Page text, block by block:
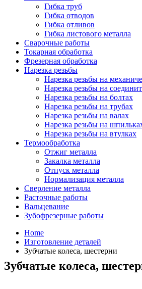
Гибка труб
Гибка отводов
Гибка отливов
Гибка листового металла
Сварочные работы
Токарная обработка
Фрезерная обработка
Нарезка резьбы
Нарезка резьбы на
Нарезка резьбы на
Нарезка резьбы на болтах
Нарезка резьбы на трубах
Нарезка резьбы на валах
Нарезка резьбы на
Нарезка резьбы на втулках
Термообработка
Отжиг металла
Закалка металла
Отпуск металла
Нормализация металла
Сверление металла
Расточные работы
Вальцевание
Зубофрезерные работы
Home
Изготовление деталей
Зубчатые колеса, шестерни
Зубчатые колеса,